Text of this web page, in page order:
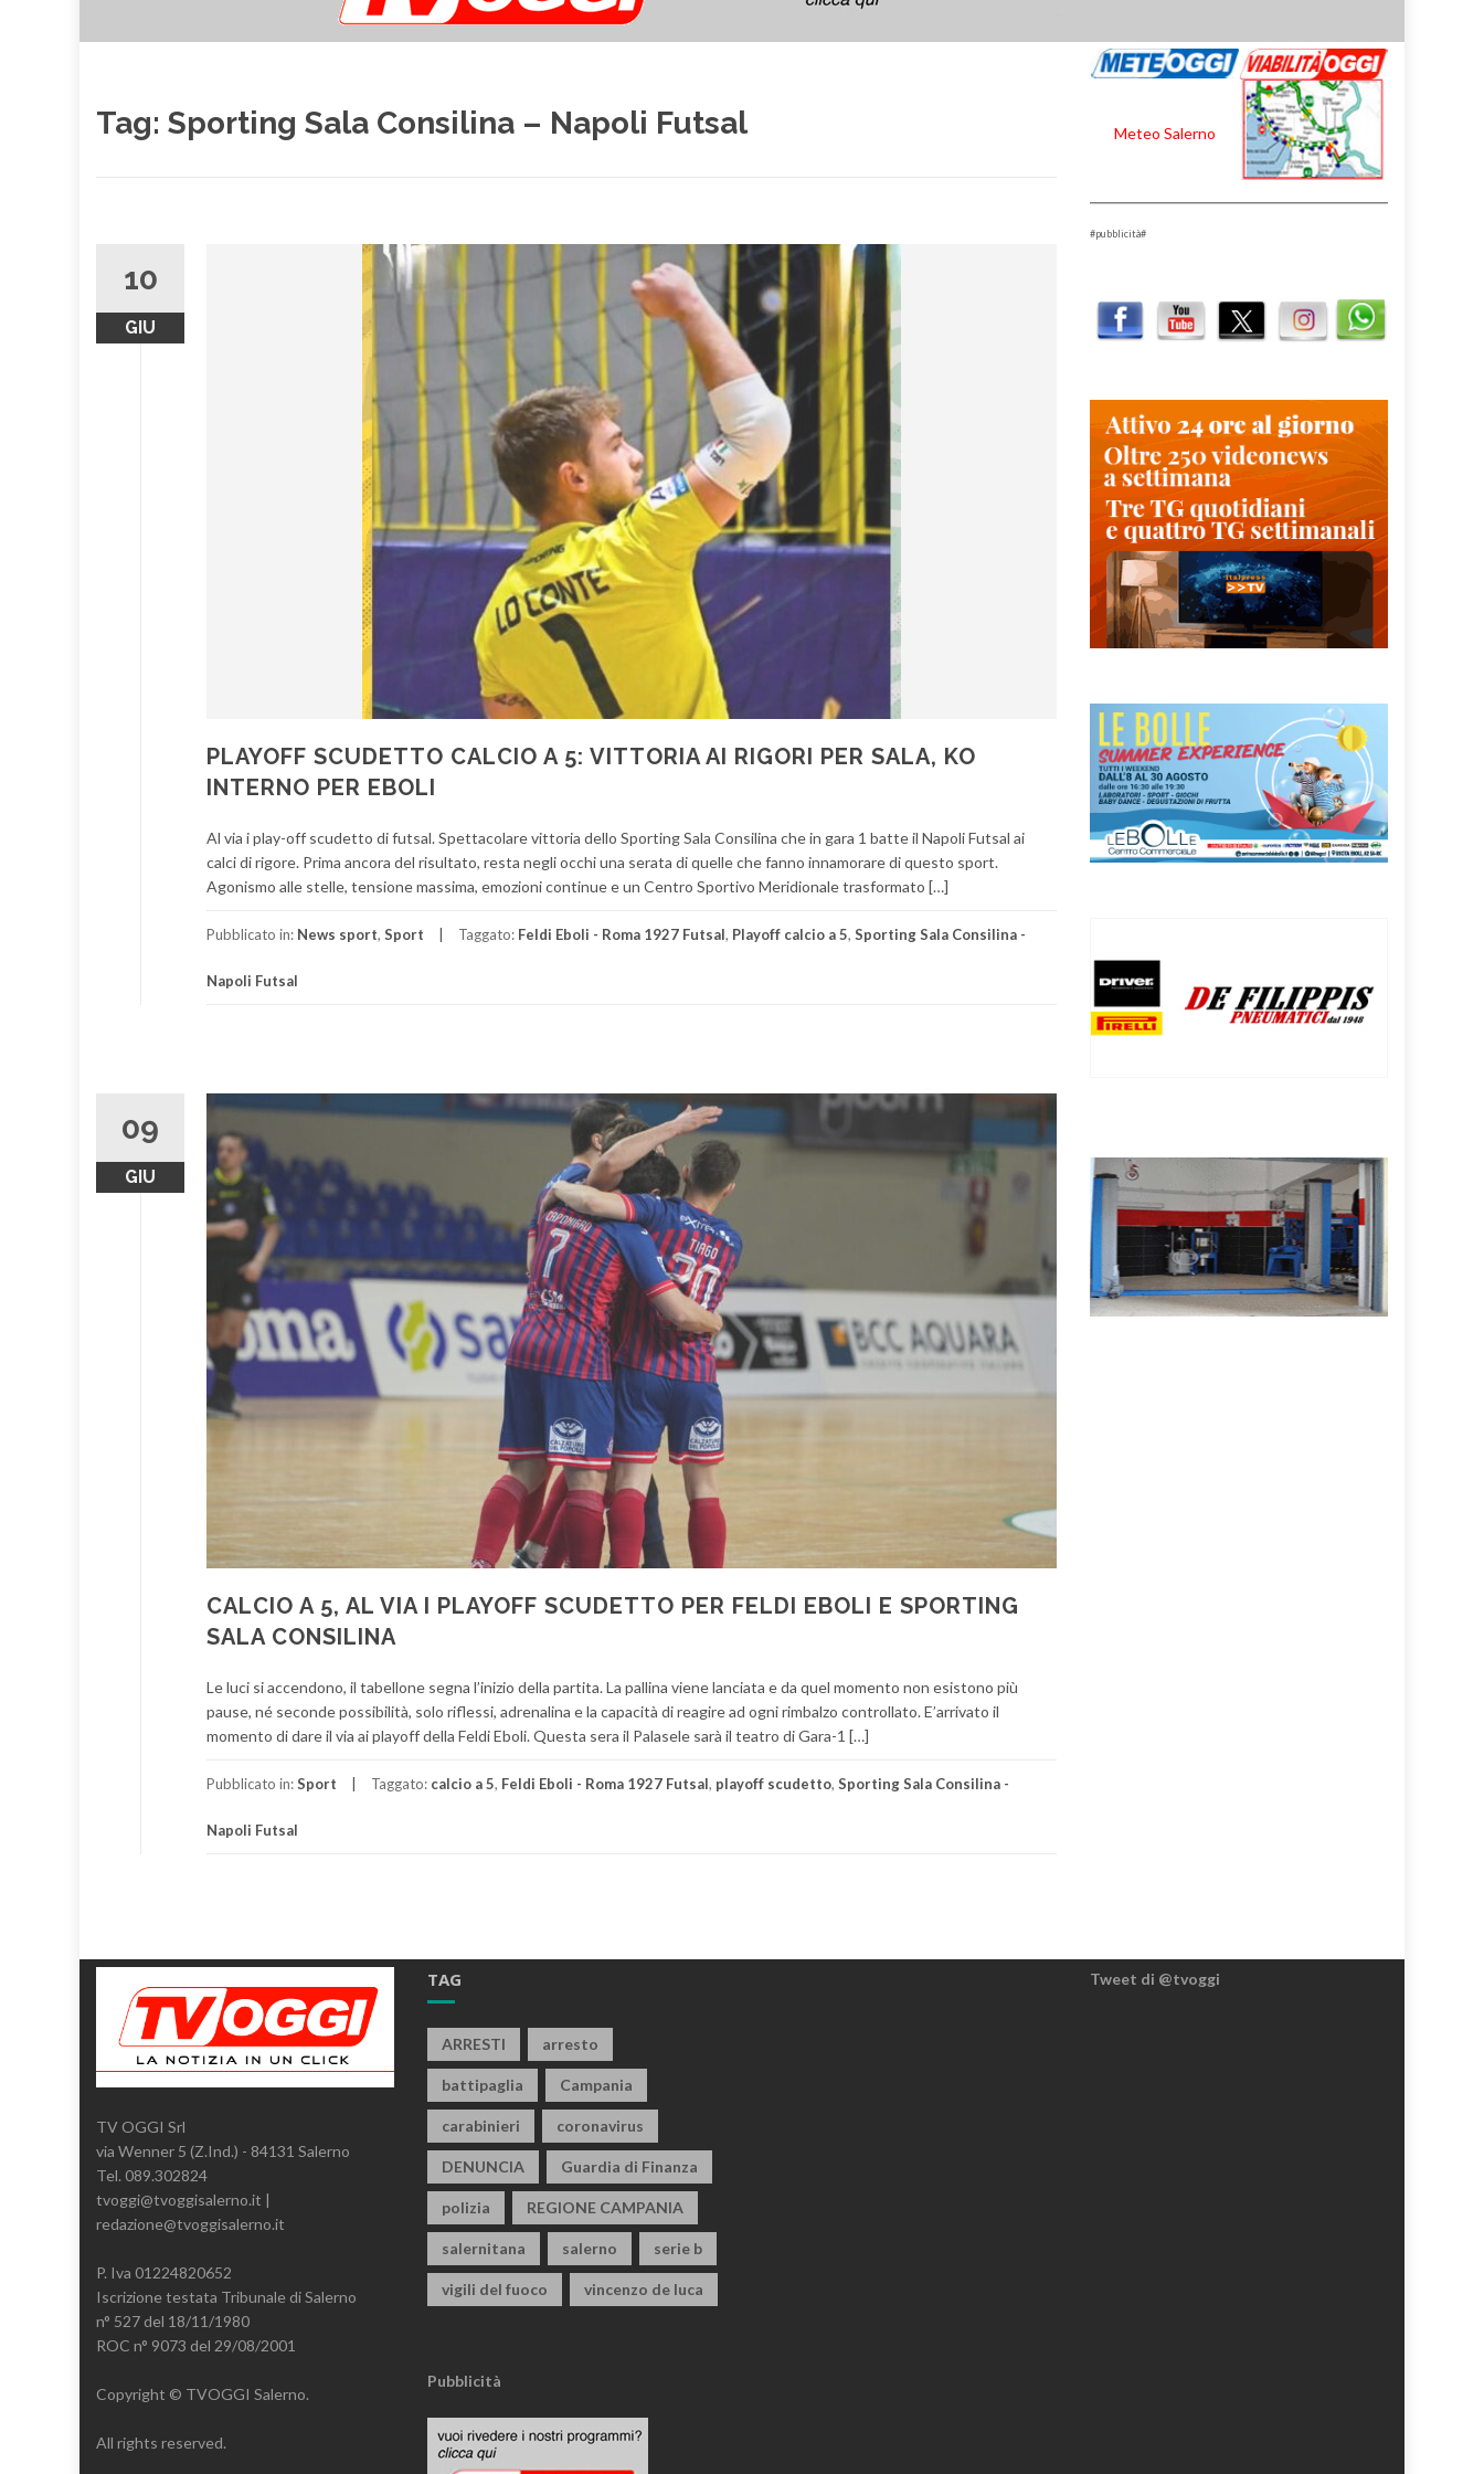
Tag: Sporting Sala Consilina – Napoli Futsal
10
GIU
PLAYOFF SCUDETTO CALCIO A 5: VITTORIA AI RIGORI PER SALA, KO
INTERNO PER EBOLI
Al via i play-off scudetto di futsal. Spettacolare vittoria dello Sporting Sala Consilina che in gara 1 batte il Napoli Futsal ai
calci di rigore. Prima ancora del risultato, resta negli occhi una serata di quelle che fanno innamorare di questo sport.
Agonismo alle stelle, tensione massima, emozioni continue e un Centro Sportivo Meridionale trasformato […]
Pubblicato in: News sport, Sport Taggato: Feldi Eboli - Roma 1927 Futsal, Playoff calcio a 5, Sporting Sala Consilina -
Napoli Futsal
09
GIU
CALCIO A 5, AL VIA I PLAYOFF SCUDETTO PER FELDI EBOLI E SPORTING
SALA CONSILINA
Le luci si accendono, il tabellone segna l’inizio della partita. La pallina viene lanciata e da quel momento non esistono più
pause, né seconde possibilità, solo riflessi, adrenalina e la capacità di reagire ad ogni rimbalzo controllato. E’arrivato il
momento di dare il via ai playoff della Feldi Eboli. Questa sera il Palasele sarà il teatro di Gara-1 […]
Pubblicato in:Sport Taggato: calcio a 5, Feldi Eboli - Roma 1927 Futsal, playoff scudetto, Sporting Sala Consilina -
Napoli Futsal
Meteo Salerno
#pubblicità#
TV OGGI Srl
via Wenner 5 (Z.Ind.) - 84131 Salerno
Tel. 089.302824
tvoggi@tvoggisalerno.it |
redazione@tvoggisalerno.it
P. Iva 01224820652
Iscrizione testata Tribunale di Salerno
n° 527 del 18/11/1980
ROC n° 9073 del 29/08/2001
Copyright © TVOGGI Salerno.
All rights reserved.
TAG
ARRESTI arresto
battipaglia Campania
carabinieri coronavirus
DENUNCIA Guardia di Finanza
polizia REGIONE CAMPANIA
salernitana salerno serie b
vigili del fuoco vincenzo de luca
Pubblicità
Tweet di @tvoggi